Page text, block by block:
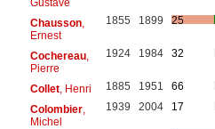
Chausson,
Ernest
1855 1899 25
Cochereau,
Pierre
1924 1984 32
Collet, Henri 1885 1951
66
Colombier,
Michel
1939 2004 17